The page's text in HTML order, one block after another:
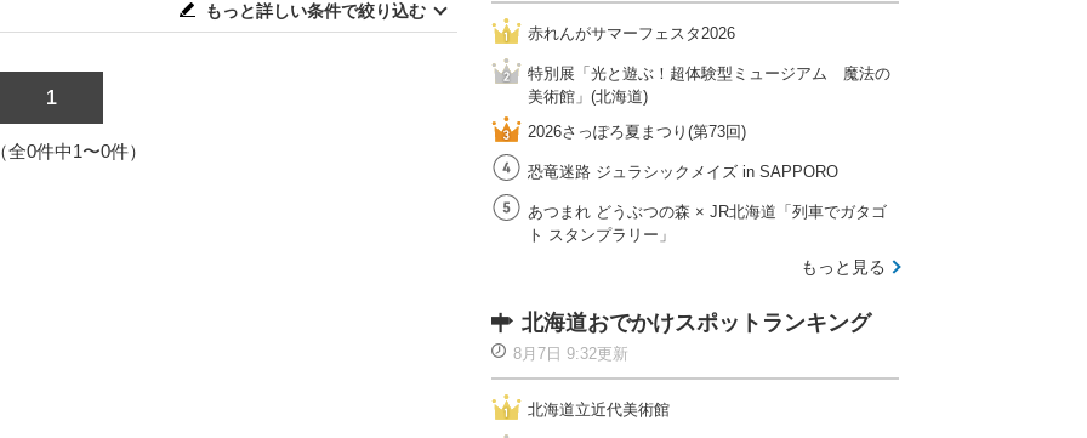
もっと詳しい条件で絞り込む
1
全0件中1〜0件）
赤れんがサマーフェスタ2026
特別展「光と遊ぶ！超体験型ミュージアム 魔法の
美術館」(北海道)
2026さっぽろ夏まつり(第73回)
恐竜迷路 ジュラシックメイズ in SAPPORO
あつまれ どうぶつの森 × JR北海道「列車でガタゴ
ト スタンプラリー」
もっと見る
北海道おでかけスポットランキング
8月7日 9:32更新
北海道立近代美術館